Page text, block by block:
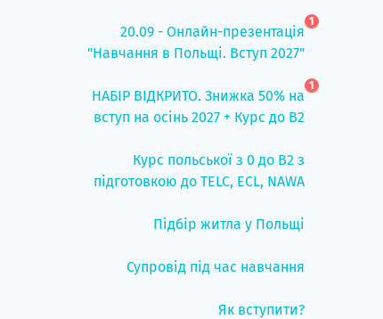
20.09 - Онлайн-презентація
"Навчання в Польщі. Вступ 2027"
1
НАБІР ВІДКРИТО. Знижка 50% на
вступ на осінь 2027 + Курс до B2
1
Курс польської з 0 до B2 з
підготовкою до TELC, ECL, NAWA
Підбір житла у Польщі
Супровід під час навчання
Як вступити?